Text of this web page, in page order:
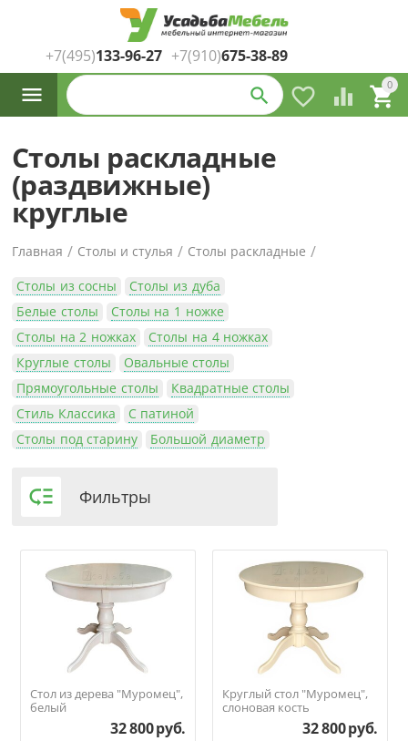
+7(495)133-96-27 +7(910)675-38-89
0

 

Каталог
товаров
Столы раскладные
(раздвижные)
круглые
Главная / Столы и стулья / Столы раскладные /
Столы из сосны
Столы из дуба
Белые столы
Столы на 1 ножке
Столы на 2 ножках
Столы на 4 ножках
Круглые столы
Овальные столы
Прямоугольные столы
Квадратные столы
Стиль Классика
С патиной
Столы под старину
Большой диаметр
 Фильтры
Стол из дерева "Муромец",
белый
32 800руб.
Круглый стол "Муромец",
слоновая кость
32 800руб.